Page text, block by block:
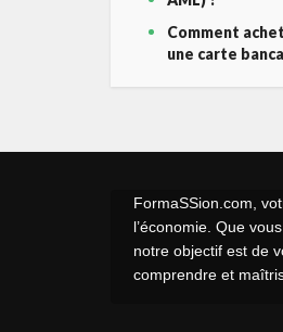
Comment
une carte
FormaSSion.com,
l’économie. Que
notre objectif est de
comprendre et